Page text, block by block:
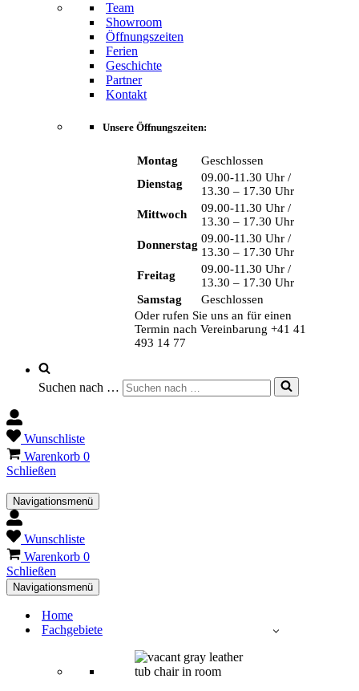
Team
Showroom
Öffnungszeiten
Ferien
Geschichte
Partner
Kontakt
Unsere Öffnungszeiten:
Montag
Geschlossen
Dienstag
09.00-11.30 Uhr /
13.30 – 17.30 Uhr
Mittwoch
09.00-11.30 Uhr /
13.30 – 17.30 Uhr
Donnerstag 09.00-11.30 Uhr /
13.30 – 17.30 Uhr
Freitag
09.00-11.30 Uhr /
13.30 – 17.30 Uhr
Samstag
Geschlossen
Oder rufen Sie uns an für einen
Termin nach Vereinbarung +41 41
493 14 77
Suchen nach …
Wunschliste
Warenkorb 0
Schließen
Navigationsmenü
Wunschliste
Warenkorb 0
Schließen
Navigationsmenü
Home
Fachgebiete